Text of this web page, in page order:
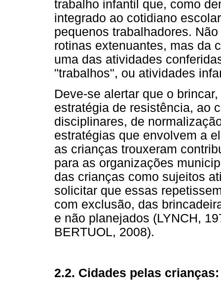
trabalho infantil que, como
integrado ao cotidiano
pequenos trabalhadores.
rotinas extenuantes, mas da
uma das atividades
"trabalhos", ou atividades
Deve-se alertar que o
estratégia de resistência, ao
disciplinares, de
estratégias que envolvem a
as crianças trouxeram
para as organizações
das crianças como sujeitos
solicitar que essas
com exclusão, das
e não planejados (LYNCH,
BERTUOL, 2008).
2.2. Cidades pelas